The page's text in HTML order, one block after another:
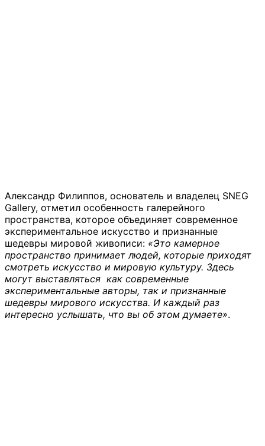
Александр Филиппов, основатель и владелец SNEG
Gallery, отметил особенность галерейного
пространства, которое объединяет современное
экспериментальное искусство и признанные
шедевры мировой живописи: «Это камерное
пространство принимает людей, которые приходят
смотреть искусство и мировую культуру. Здесь
могут выставляться как современные
экспериментальные авторы, так и признанные
шедевры мирового искусства. И каждый раз
интересно услышать, что вы об этом думаете».